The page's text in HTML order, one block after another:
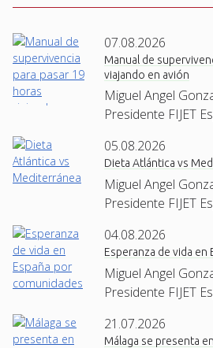
07.08.2026
Manual de
viajando en avión
Miguel Angel
Presidente FIJET
05.08.2026
Dieta Atlántica vs
Miguel Angel
Presidente FIJET
04.08.2026
Esperanza de vida en
Miguel Angel
Presidente FIJET
21.07.2026
Málaga se presenta